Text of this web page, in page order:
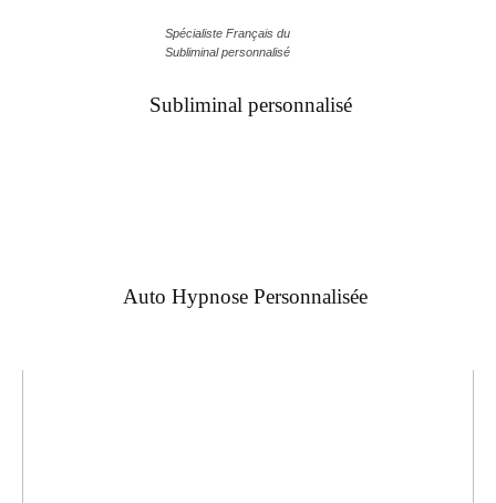
Spécialiste Français du
Subliminal personnalisé
Subliminal personnalisé
Auto Hypnose Personnalisée